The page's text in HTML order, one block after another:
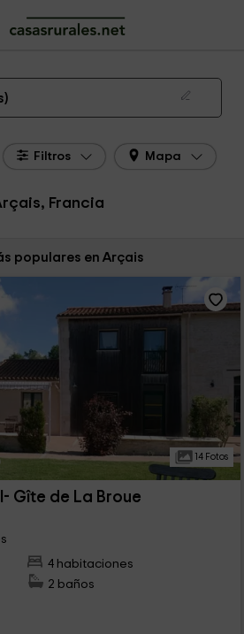
Francia
Rurales Arçais
de 2026
Filtros Mapa
Francia
populares en Arçais
14 Fotos
Gîte de La Broue
4 habitaciones
2 baños